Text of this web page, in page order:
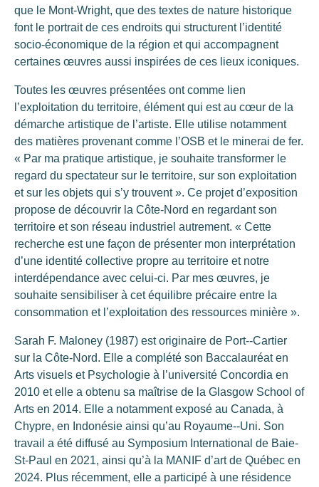
que le Mont-Wright, que des textes de nature historique
font le portrait de ces endroits qui structurent l’identité
socio-économique de la région et qui accompagnent
certaines œuvres aussi inspirées de ces lieux iconiques.
Toutes les œuvres présentées ont comme lien
l’exploitation du territoire, élément qui est au cœur de la
démarche artistique de l’artiste. Elle utilise notamment
des matières provenant comme l’OSB et le minerai de fer.
« Par ma pratique artistique, je souhaite transformer le
regard du spectateur sur le territoire, sur son exploitation
et sur les objets qui s’y trouvent ». Ce projet d’exposition
propose de découvrir la Côte-Nord en regardant son
territoire et son réseau industriel autrement. « Cette
recherche est une façon de présenter mon interprétation
d’une identité collective propre au territoire et notre
interdépendance avec celui-ci. Par mes œuvres, je
souhaite sensibiliser à cet équilibre précaire entre la
consommation et l’exploitation des ressources minière ».
Sarah F. Maloney (1987) est originaire de Port-­‐Cartier
sur la Côte-Nord. Elle a complété son Baccalauréat en
Arts visuels et Psychologie à l’université Concordia en
2010 et elle a obtenu sa maîtrise de la Glasgow School of
Arts en 2014. Elle a notamment exposé au Canada, à
Chypre, en Indonésie ainsi qu’au Royaume-­‐Uni. Son
travail a été diffusé au Symposium International de Baie-
St-Paul en 2021, ainsi qu’à la MANIF d’art de Québec en
2024. Plus récemment, elle a participé à une résidence